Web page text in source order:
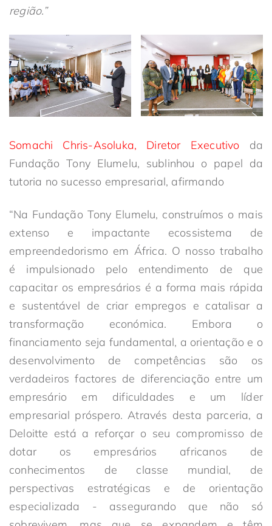
região.”
Somachi Chris-Asoluka, Diretor Executivo da
Fundação Tony Elumelu, sublinhou o papel da
tutoria no sucesso empresarial, afirmando
“Na Fundação Tony Elumelu, construímos o mais
extenso e impactante ecossistema de
empreendedorismo em África. O nosso trabalho
é impulsionado pelo entendimento de que
capacitar os empresários é a forma mais rápida
e sustentável de criar empregos e catalisar a
transformação económica. Embora o
financiamento seja fundamental, a orientação e o
desenvolvimento de competências são os
verdadeiros factores de diferenciação entre um
empresário em dificuldades e um líder
empresarial próspero. Através desta parceria, a
Deloitte está a reforçar o seu compromisso de
dotar os empresários africanos de
conhecimentos de classe mundial, de
perspectivas estratégicas e de orientação
especializada - assegurando que não só